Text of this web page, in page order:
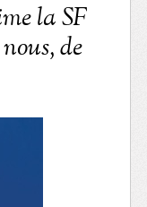
la SF
de